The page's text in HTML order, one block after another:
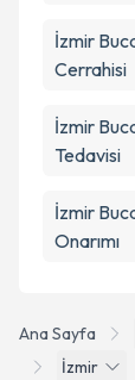
Ana Sayfa
İzmir
İzmir
Cerrahisi
İzmir
Tedavisi
İzmir
Onarımı